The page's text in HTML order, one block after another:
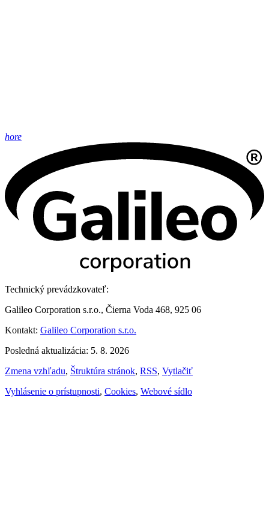
hore
Technický prevádzkovateľ:
Galileo Corporation s.r.o., Čierna Voda 468, 925 06
Kontakt: Galileo Corporation s.r.o.
Posledná aktualizácia: 5. 8. 2026
Zmena vzhľadu, Štruktúra stránok, RSS, Vytlačiť
Vyhlásenie o prístupnosti, Cookies, Webové sídlo